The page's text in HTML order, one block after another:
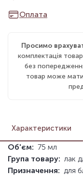
Оплата
Просимо
комплектація
без
товар може мати
Характеристики
Об'єм: 75 мл
Група товару: лак
Призначення: для